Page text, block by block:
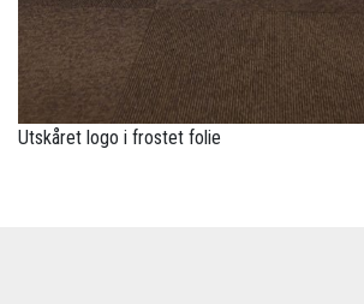
Utskåret logo i frostet folie